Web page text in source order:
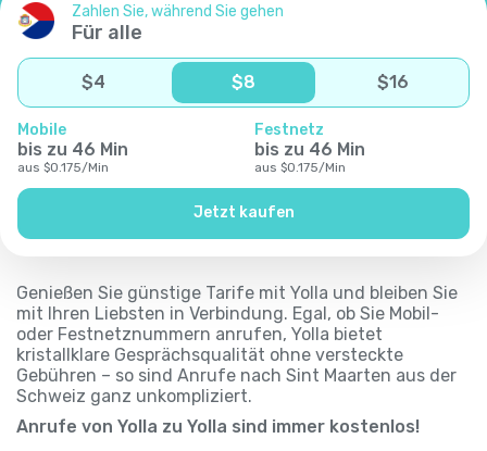
Zahlen Sie, während Sie gehen
Für alle
$4 $8 $16
Mobile
bis zu 46 Min
aus $0.175/Min
Festnetz
bis zu 46 Min
aus $0.175/Min
Jetzt kaufen
Genießen Sie günstige Tarife mit Yolla und bleiben Sie
mit Ihren Liebsten in Verbindung. Egal, ob Sie Mobil-
oder Festnetznummern anrufen, Yolla bietet
kristallklare Gesprächsqualität ohne versteckte
Gebühren – so sind Anrufe nach Sint Maarten aus der
Schweiz ganz unkompliziert.
Anrufe von Yolla zu Yolla sind immer kostenlos!